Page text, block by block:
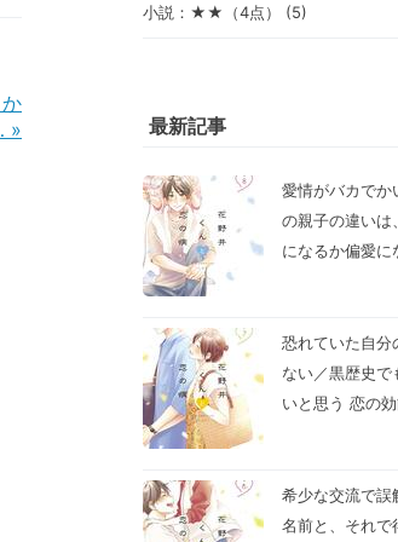
»
小説：★★（4点） (5)
最新記事
愛情がバカでか
の親子の違いは
になるか偏愛に
恐れていた自分
ない／黒歴史で
いと思う 恋の
希少な交流で誤
名前と、それで